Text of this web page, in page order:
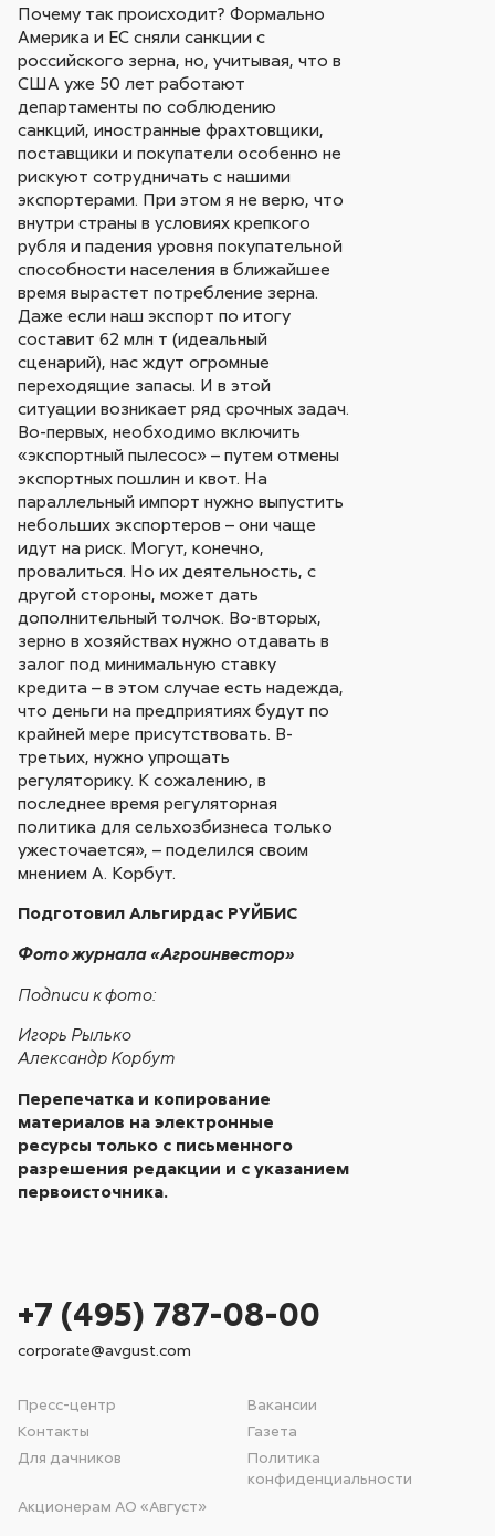
Почему так происходит? Формально
Америка и ЕС сняли санкции с
российского зерна, но, учитывая, что в
США уже 50 лет работают
департаменты по соблюдению
санкций, иностранные фрахтовщики,
поставщики и покупатели особенно не
рискуют сотрудничать с нашими
экспортерами. При этом я не верю, что
внутри страны в условиях крепкого
рубля и падения уровня покупательной
способности населения в ближайшее
время вырастет потребление зерна.
Даже если наш экспорт по итогу
составит 62 млн т (идеальный
сценарий), нас ждут огромные
переходящие запасы. И в этой
ситуации возникает ряд срочных задач.
Во-первых, необходимо включить
«экспортный пылесос» – путем отмены
экспортных пошлин и квот. На
параллельный импорт нужно выпустить
небольших экспортеров – они чаще
идут на риск. Могут, конечно,
провалиться. Но их деятельность, с
другой стороны, может дать
дополнительный толчок. Во-вторых,
зерно в хозяйствах нужно отдавать в
залог под минимальную ставку
кредита – в этом случае есть надежда,
что деньги на предприятиях будут по
крайней мере присутствовать. В-
третьих, нужно упрощать
регуляторику. К сожалению, в
последнее время регуляторная
политика для сельхозбизнеса только
ужесточается», – поделился своим
мнением А. Корбут.
Подготовил Альгирдас РУЙБИС
Фото журнала «Агроинвестор»
Подписи к фото:
Игорь Рылько
Александр Корбут
Перепечатка и копирование
материалов на электронные
ресурсы только с письменного
разрешения редакции и с указанием
первоисточника.
Пресс-центр
Вакансии
Контакты
Газета
Для дачников
Политика
конфиденциальности
Акционерам АО «Август»
+7 (495) 787-08-00
corporate@avgust.com